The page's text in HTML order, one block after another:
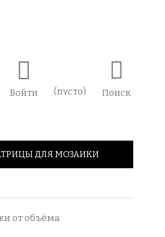
Поиск
(пусто)
Войти
ДЛЯ МОЗАИКИ
от объёма